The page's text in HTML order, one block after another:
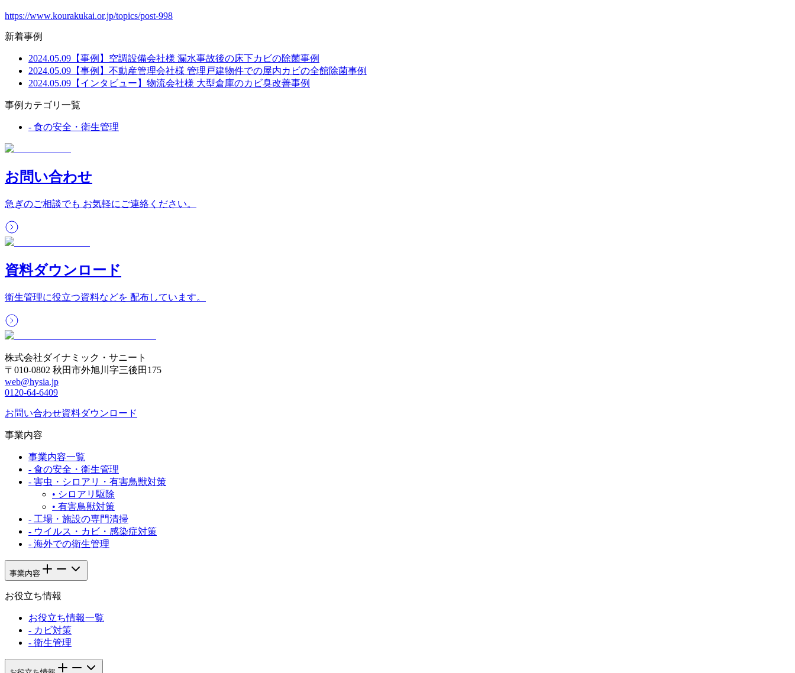
https://www.kourakukai.or.jp/topics/post-998
新着事例
2024.05.09 【事例】空調設備会社様 漏水事故後の床下カビの除菌事例
2024.05.09 【事例】不動産管理会社様 管理戸建物件での屋内カビの全館除菌事例
2024.05.09 【インタビュー】物流会社様 大型倉庫のカビ臭改善事例
事例カテゴリ一覧
- 食の安全・衛生管理
お問い合わせ
急ぎのご相談でも お気軽にご連絡ください。
資料ダウンロード
衛生管理に役立つ資料などを 配布しています。
株式会社ダイナミック・サニート
〒010-0802 秋田市外旭川字三後田175
web@hysia.jp
0120-64-6409
お問い合わせ資料ダウンロード
事業内容
事業内容一覧
- 食の安全・衛生管理
- 害虫・シロアリ・有害鳥獣対策
• シロアリ駆除
• 有害鳥獣対策
- 工場・施設の専門清掃
- ウイルス・カビ・感染症対策
- 海外での衛生管理
事業内容
お役立ち情報
お役立ち情報一覧
- カビ対策
- 衛生管理